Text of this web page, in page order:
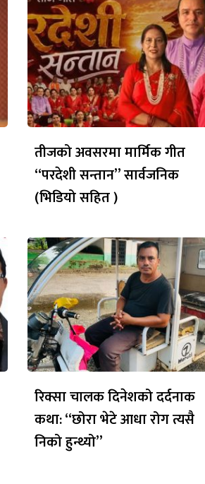
तीजको अवसरमा मार्मिक गीत
“परदेशी सन्तान” सार्वजनिक
(भिडियो सहित )
रिक्सा चालक दिनेशको दर्दनाक
कथा: “छोरा भेटे आधा रोग त्यसै
निको हुन्थ्यो”